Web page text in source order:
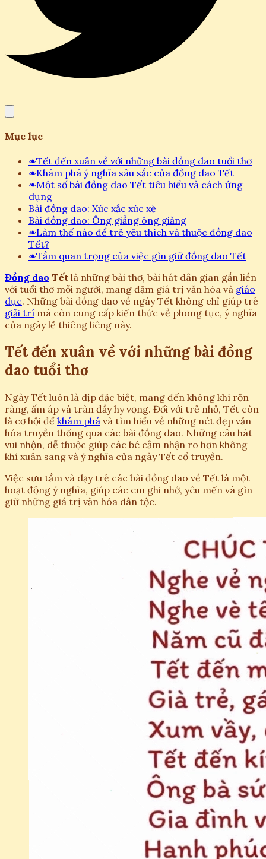
Mục lục
❧Tết đến xuân về với những bài đồng dao tuổi thơ
❧Khám phá ý nghĩa sâu sắc của đồng dao Tết
❧Một số bài đồng dao Tết tiêu biểu và cách ứng
dụng
Bài đồng dao: Xúc xắc xúc xẻ
Bài đồng dao: Ông giẳng ông giăng
❧Làm thế nào để trẻ yêu thích và thuộc đồng dao
Tết?
❧Tầm quan trọng của việc gìn giữ đồng dao Tết
Đồng dao Tết là những bài thơ, bài hát dân gian gắn liền
với tuổi thơ mỗi người, mang đậm giá trị văn hóa và giáo
dục. Những bài đồng dao về ngày Tết không chỉ giúp trẻ
giải trí mà còn cung cấp kiến thức về phong tục, ý nghĩa
của ngày lễ thiêng liêng này.
Tết đến xuân về với những bài đồng
dao tuổi thơ
Ngày Tết luôn là dịp đặc biệt, mang đến không khí rộn
ràng, ấm áp và tràn đầy hy vọng. Đối với trẻ nhỏ, Tết còn
là cơ hội để khám phá và tìm hiểu về những nét đẹp văn
hóa truyền thống qua các bài đồng dao. Những câu hát
vui nhộn, dễ thuộc giúp các bé cảm nhận rõ hơn không
khí xuân sang và ý nghĩa của ngày Tết cổ truyền.
Việc sưu tầm và dạy trẻ các bài đồng dao về Tết là một
hoạt động ý nghĩa, giúp các em ghi nhớ, yêu mến và gìn
giữ những giá trị văn hóa dân tộc.